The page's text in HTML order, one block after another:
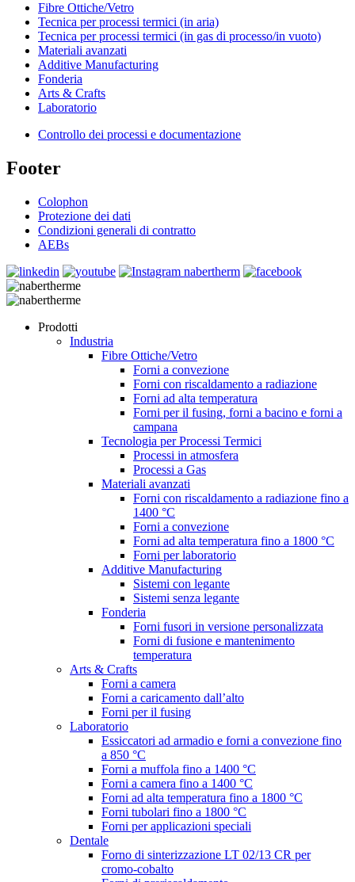
Fibre Ottiche/Vetro
Tecnica per processi termici (in aria)
Tecnica per processi termici (in gas di processo/in vuoto)
Materiali avanzati
Additive Manufacturing
Fonderia
Arts & Crafts
Laboratorio
Controllo dei processi e documentazione
Footer
Colophon
Protezione dei dati
Condizioni generali di contratto
AEBs
Prodotti
Industria
Fibre Ottiche/Vetro
Forni a convezione
Forni con riscaldamento a radiazione
Forni ad alta temperatura
Forni per il fusing, forni a bacino e forni a
campana
Tecnologia per Processi Termici
Processi in atmosfera
Processi a Gas
Materiali avanzati
Forni con riscaldamento a radiazione fino a
1400 °C
Forni a convezione
Forni ad alta temperatura fino a 1800 °C
Forni per laboratorio
Additive Manufacturing
Sistemi con legante
Sistemi senza legante
Fonderia
Forni fusori in versione personalizzata
Forni di fusione e mantenimento
temperatura
Arts & Crafts
Forni a camera
Forni a caricamento dall’alto
Forni per il fusing
Laboratorio
Essiccatori ad armadio e forni a convezione fino
a 850 °C
Forni a muffola fino a 1400 °C
Forni a camera fino a 1400 °C
Forni ad alta temperatura fino a 1800 °C
Forni tubolari fino a 1800 °C
Forni per applicazioni speciali
Dentale
Forno di sinterizzazione LT 02/13 CR per
cromo-cobalto